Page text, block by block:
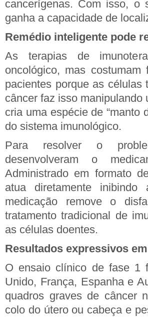
cancerígenas. Com isso, o
ganha a capacidade de
Remédio inteligente pode
As terapias de
oncológico, mas
pacientes porque as células
câncer faz isso
cria uma espécie de “manto
do sistema imunológico.
Para resolver o
desenvolveram o
Administrado em formato
atua diretamente
medicação remove o
tratamento tradicional de
as células doentes.
Resultados expressivos
O ensaio clínico de fase 1
Unido, França, Espanha e
quadros graves de câncer
colo do útero ou cabeça e